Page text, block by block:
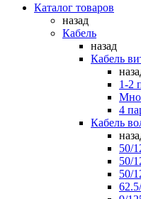
Каталог товаров
назад
Кабель
назад
Кабель
1-2
4
Кабель
50/
50/
50/